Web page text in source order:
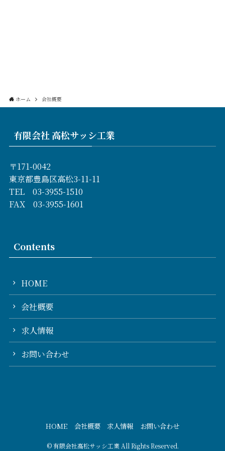
ホーム 会社概要
有限会社 高松サッシ工業
〒171-0042
東京都豊島区高松3-11-11
TEL 03-3955-1510
FAX 03-3955-1601
Contents
HOME
会社概要
求人情報
お問い合わせ
HOME 会社概要 求人情報 お問い合わせ
©有限会社高松サッシ工業 All Rights Reserved.